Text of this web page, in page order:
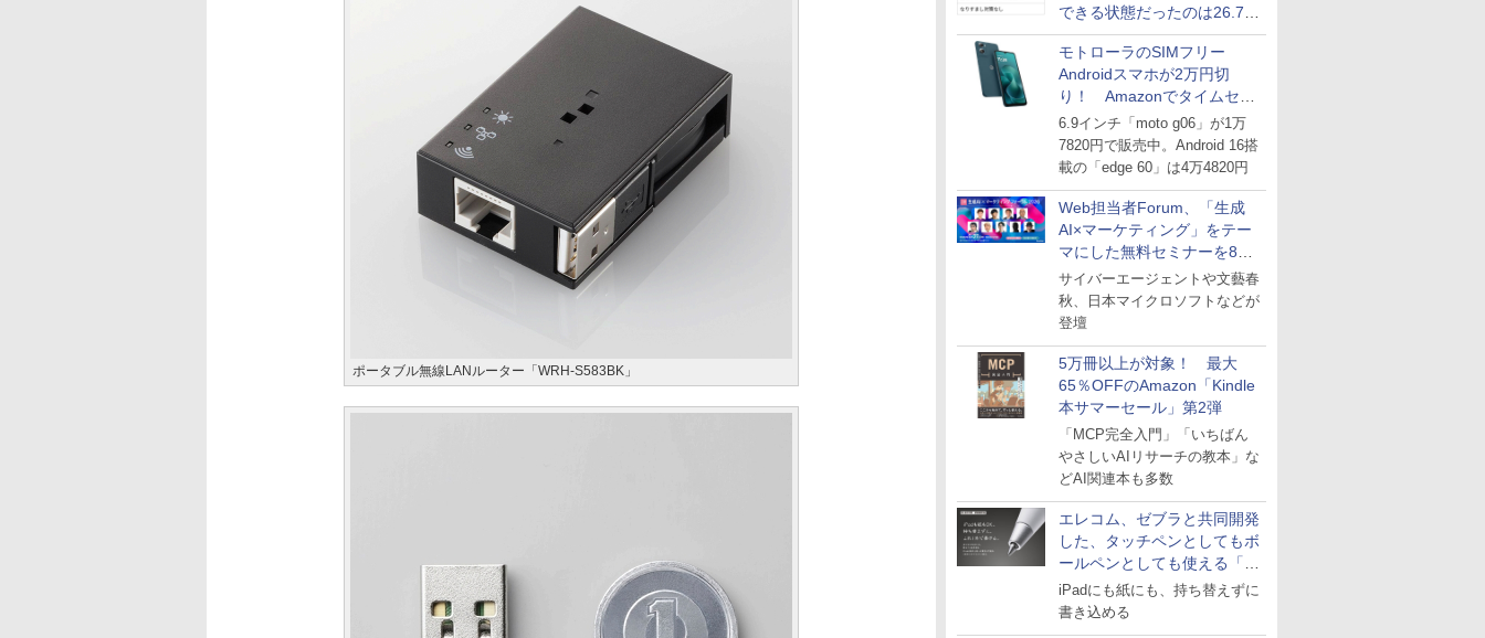
できる状態だったのは26.7％
にとどまる～GMOブランド
セキュリティ調査
モトローラのSIMフリー
Androidスマホが2万円切
り！ Amazonでタイムセー
ル
6.9インチ「moto g06」が1万
7820円で販売中。Android 16搭
載の「edge 60」は4万4820円
Web担当者Forum、「生成
AI×マーケティング」をテー
マにした無料セミナーを8月
27日にオンライン開催
サイバーエージェントや文藝春
秋、日本マイクロソフトなどが
登壇
5万冊以上が対象！ 最大
65％OFFのAmazon「Kindle
本サマーセール」第2弾
「MCP完全入門」「いちばん
やさしいAIリサーチの教本」な
どAI関連本も多数
エレコム、ゼブラと共同開発
した、タッチペンとしてもボ
ールペンとしても使える「ス
タイラスツーウェイ」発売
iPadにも紙にも、持ち替えずに
書き込める
ポータブル無線LANルーター「WRH-S583BK」